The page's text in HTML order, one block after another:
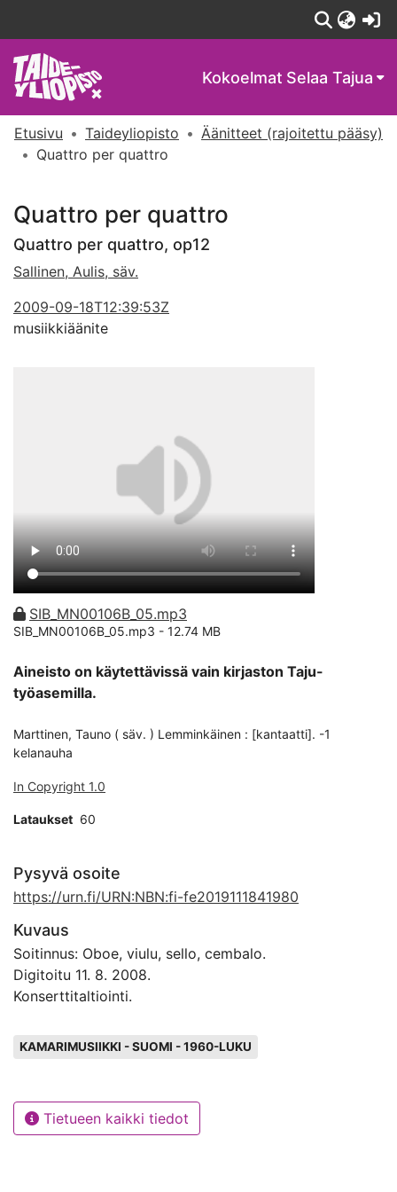
Kokoelmat Selaa Tajua
Etusivu Taideyliopisto
Äänitteet (rajoitettu pääsy)
Quattro per quattro
Quattro per quattro
Quattro per quattro, op12
Sallinen, Aulis, säv.
2009-09-18T12:39:53Z
musiikkiäänite
SIB_MN00106B_05.mp3
SIB_MN00106B_05.mp3 - 12.74 MB
Aineisto on käytettävissä vain kirjaston Taju-
työasemilla.
Marttinen, Tauno ( säv. ) Lemminkäinen : [kantaatti]. -1
kelanauha
In Copyright 1.0
Lataukset 60
Pysyvä osoite
https://urn.fi/URN:NBN:fi-fe2019111841980
Kuvaus
Soitinnus: Oboe, viulu, sello, cembalo.
Digitoitu 11. 8. 2008.
Konserttitaltiointi.
KAMARIMUSIIKKI - SUOMI - 1960-LUKU
Tietueen kaikki tiedot